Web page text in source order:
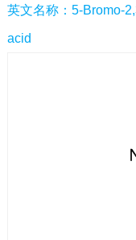
药中间体|其他原料
英文名称：5-Bromo-
acid